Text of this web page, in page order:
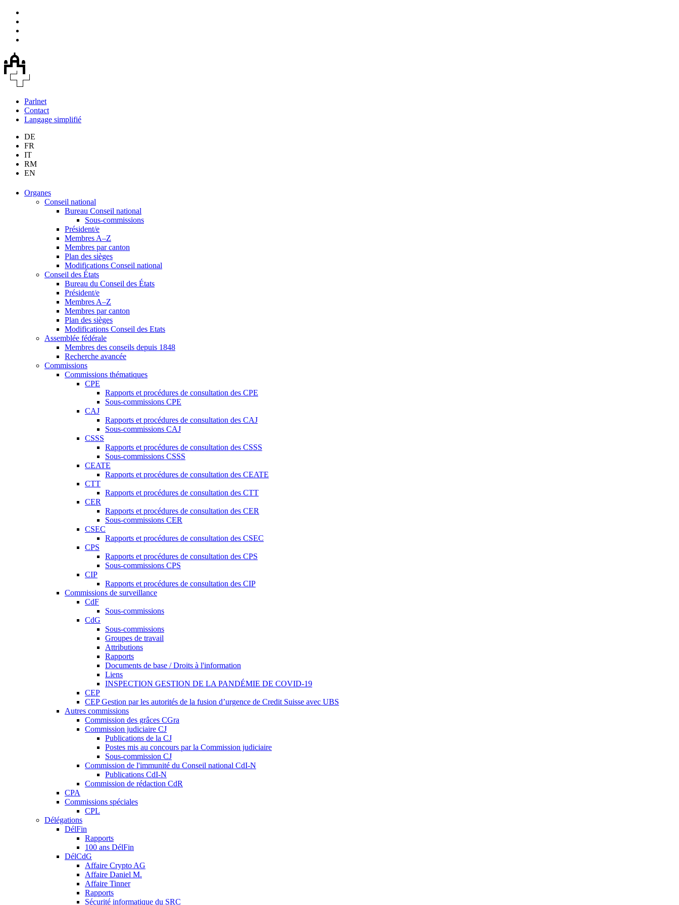
Parlnet
Contact
Langage simplifié
DE
FR
IT
RM
EN
Organes
Conseil national
Bureau Conseil national
Sous-commissions
Président/e
Membres A–Z
Membres par canton
Plan des sièges
Modifications Conseil national
Conseil des États
Bureau du Conseil des États
Président/e
Membres A–Z
Membres par canton
Plan des sièges
Modifications Conseil des Etats
Assemblée fédérale
Membres des conseils depuis 1848
Recherche avancée
Commissions
Commissions thématiques
CPE
Rapports et procédures de consultation des CPE
Sous-commissions CPE
CAJ
Rapports et procédures de consultation des CAJ
Sous-commissions CAJ
CSSS
Rapports et procédures de consultation des CSSS
Sous-commissions CSSS
CEATE
Rapports et procédures de consultation des CEATE
CTT
Rapports et procédures de consultation des CTT
CER
Rapports et procédures de consultation des CER
Sous-commissions CER
CSEC
Rapports et procédures de consultation des CSEC
CPS
Rapports et procédures de consultation des CPS
Sous-commissions CPS
CIP
Rapports et procédures de consultation des CIP
Commissions de surveillance
CdF
Sous-commissions
CdG
Sous-commissions
Groupes de travail
Attributions
Rapports
Documents de base / Droits à l'information
Liens
INSPECTION GESTION DE LA PANDÉMIE DE COVID-19
CEP
CEP Gestion par les autorités de la fusion d’urgence de Credit Suisse avec UBS
Autres commissions
Commission des grâces CGra
Commission judiciaire CJ
Publications de la CJ
Postes mis au concours par la Commission judiciaire
Sous-commission CJ
Commission de l'immunité du Conseil national CdI-N
Publications CdI-N
Commission de rédaction CdR
CPA
Commissions spéciales
CPL
Délégations
DélFin
Rapports
100 ans DélFin
DélCdG
Affaire Crypto AG
Affaire Daniel M.
Affaire Tinner
Rapports
Sécurité informatique du SRC